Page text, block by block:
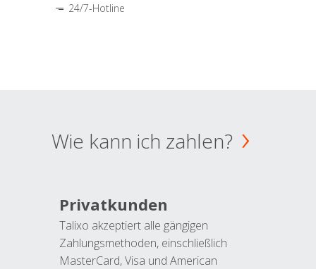
24/7-Hotline
Wie kann ich zahlen?
Privatkunden
Talixo akzeptiert alle gängigen
Zahlungsmethoden, einschließlich
MasterCard, Visa und American